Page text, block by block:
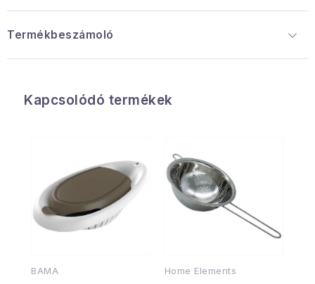
Termékbeszámoló
Kapcsolódó termékek
BAMA Home Elements